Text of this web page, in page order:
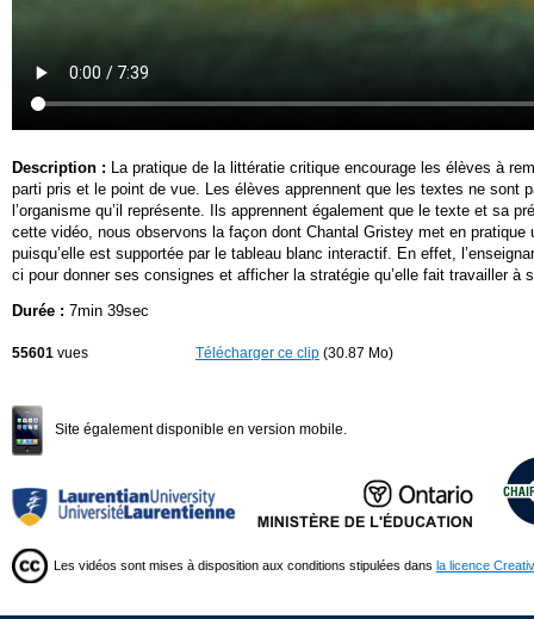
Description : La pratique de la littératie critique encourage les élèves à
parti pris et le point de vue. Les élèves apprennent que les textes ne sont
l’organisme qu’il représente. Ils apprennent également que le texte et sa
cette vidéo, nous observons la façon dont Chantal Gristey met en
puisqu’elle est supportée par le tableau blanc interactif. En effet,
ci pour donner ses consignes et afficher la stratégie qu’elle fait travailler
Durée : 7min 39sec
55601 vues Télécharger ce clip (30.87 Mo)
Site également disponible en version mobile.
Les vidéos sont mises à disposition aux conditions stipulées dans la licence